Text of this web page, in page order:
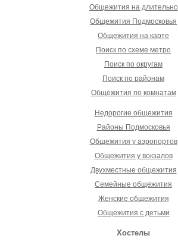
Общежития на длительно
Общежития Подмосковья
Общежития на карте
Поиск по схеме метро
Поиск по округам
Поиск по районам
Общежития по комнатам
Недорогие общежития
Районы Подмосковья
Общежития у аэропортов
Общежития у вокзалов
Двухместные общежития
Семейные общежития
Женские общежития
Общежития с детьми
Хостелы